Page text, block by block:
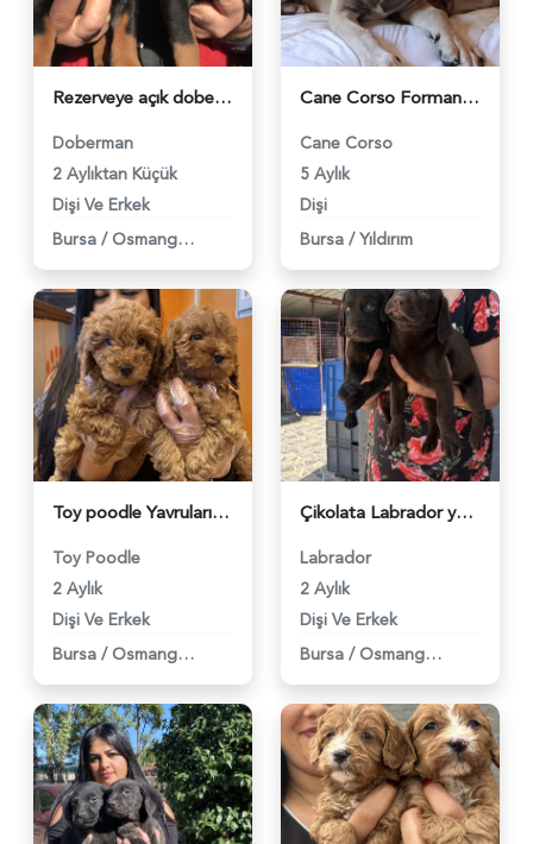
Rezerveye açık doberman yavrularım - 6106
Doberman
2 Aylıktan Küçük
Dişi Ve Erkek
Bursa / Osmangazi
Cane Corso Formantino Dışı - 6052
Cane Corso
5 Aylık
Dişi
Bursa / Yıldırım
Toy poodle Yavrularımız 2 Aylıklar - 5994
Toy Poodle
2 Aylık
Dişi Ve Erkek
Bursa / Osmangazi
Çikolata Labrador yavrularım - 5995
Labrador
2 Aylık
Dişi Ve Erkek
Bursa / Osmangazi